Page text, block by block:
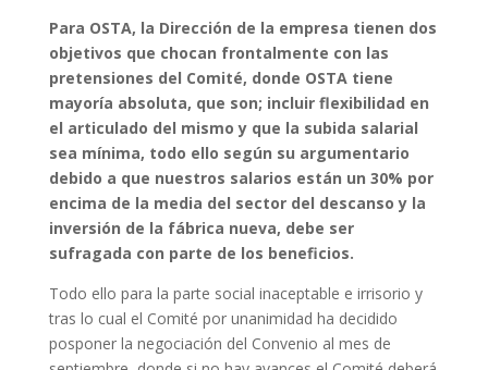
Para OSTA, la Dirección de la empresa tienen dos
objetivos que chocan frontalmente con las
pretensiones del Comité, donde OSTA tiene
mayoría absoluta, que son; incluir flexibilidad en
el articulado del mismo y que la subida salarial
sea mínima, todo ello según su argumentario
debido a que nuestros salarios están un 30% por
encima de la media del sector del descanso y la
inversión de la fábrica nueva, debe ser
sufragada con parte de los beneficios.
Todo ello para la parte social inaceptable e irrisorio y
tras lo cual el Comité por unanimidad ha decidido
posponer la negociación del Convenio al mes de